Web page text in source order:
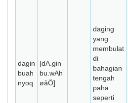
dagin
buah
nyoq
[dA.gin
bu.wAh
øâÖ]
daging
yang
membulat
di
bahagian
tengah
paha
seperti